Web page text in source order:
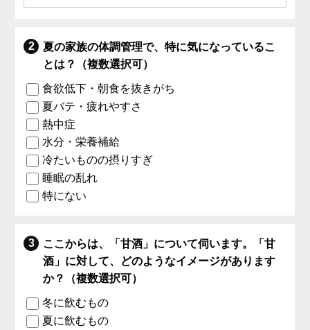
夏の家族の体調管理で、特に気になっているこ
とは？（複数選択可）
食欲低下・朝食を抜きがち
夏バテ・疲れやすさ
熱中症
水分・栄養補給
冷たいものの摂りすぎ
睡眠の乱れ
特にない
ここからは、「甘酒」について伺います。「甘
酒」に対して、どのようなイメージがあります
か？（複数選択可）
冬に飲むもの
夏に飲むもの